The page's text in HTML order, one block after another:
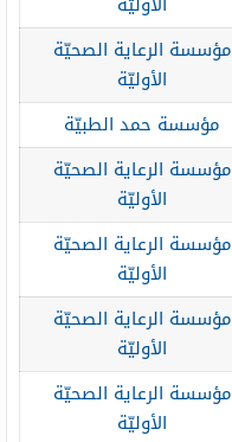
مؤسسة الرعاية الصحيّة
الأوليّة
مؤسسة حمد الطبيّة
مؤسسة الرعاية الصحيّة
الأوليّة
مؤسسة الرعاية الصحيّة
الأوليّة
مؤسسة الرعاية الصحيّة
الأوليّة
مؤسسة الرعاية الصحيّة
الأوليّة